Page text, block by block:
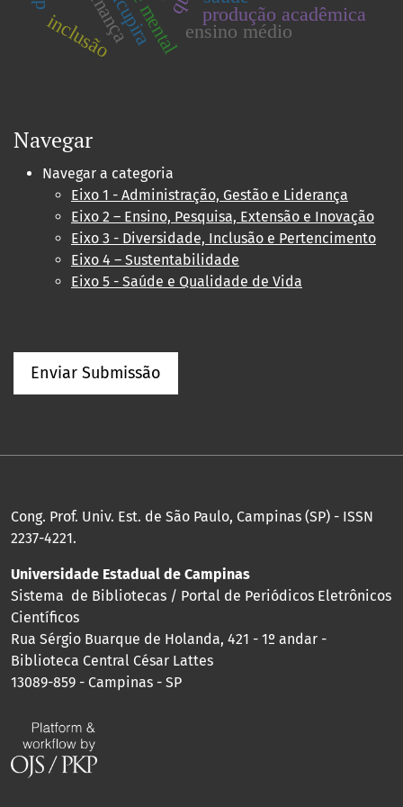
produção acadêmica
ensino médio
inclusão
Navegar
Navegar a categoria
Eixo 1 - Administração, Gestão e Liderança
Eixo 2 – Ensino, Pesquisa, Extensão e Inovação
Eixo 3 - Diversidade, Inclusão e Pertencimento
Eixo 4 – Sustentabilidade
Eixo 5 - Saúde e Qualidade de Vida
Enviar Submissão
Cong. Prof. Univ. Est. de São Paulo, Campinas (SP) - ISSN
2237-4221.
Universidade Estadual de Campinas
Sistema de Bibliotecas / Portal de Periódicos Eletrônicos
Científicos
Rua Sérgio Buarque de Holanda, 421 - 1º andar -
Biblioteca Central César Lattes
13089-859 - Campinas - SP